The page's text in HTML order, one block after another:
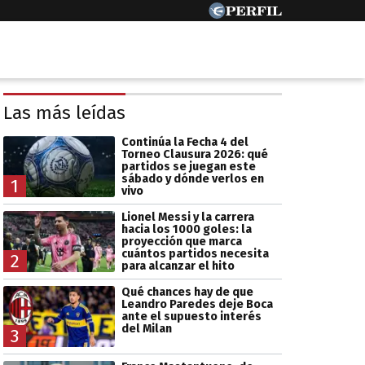
Las más leídas
1
Continúa la Fecha 4 del
Torneo Clausura 2026: qué
partidos se juegan este
sábado y dónde verlos en
vivo
2
Lionel Messi y la carrera
hacia los 1000 goles: la
proyección que marca
cuántos partidos necesita
para alcanzar el hito
3
Qué chances hay de que
Leandro Paredes deje Boca
ante el supuesto interés
del Milan